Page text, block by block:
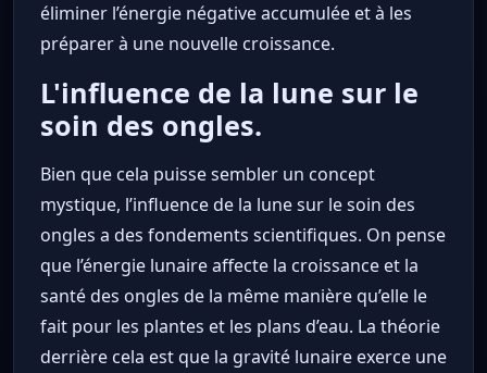
éliminer l’énergie négative accumulée et à les
préparer à une nouvelle croissance.
L'influence de la lune sur le
soin des ongles.
Bien que cela puisse sembler un concept
mystique, l’influence de la lune sur le soin des
ongles a des fondements scientifiques. On pense
que l’énergie lunaire affecte la croissance et la
santé des ongles de la même manière qu’elle le
fait pour les plantes et les plans d’eau. La théorie
derrière cela est que la gravité lunaire exerce une